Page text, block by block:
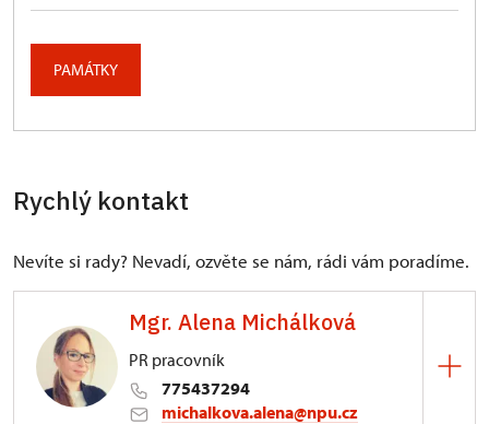
PAMÁTKY
Rychlý kontakt
Nevíte si rady? Nevadí, ozvěte se nám, rádi vám poradíme.
Mgr. Alena Michálková
PR pracovník
775437294
michalkova.alena@npu.cz